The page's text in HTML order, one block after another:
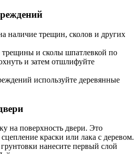
наличие трещин, сколов и других
трещины и сколы шпатлевкой по
и затем отшлифуйте
используйте деревянные
на поверхность двери. Это
краски или лака с деревом.
нанесите первый слой